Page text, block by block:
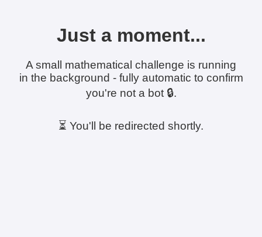
Just a moment...
A small mathematical challenge is running
in the background - fully automatic to confirm
you're not a bot 🔒.
⏳ You'll be redirected shortly.